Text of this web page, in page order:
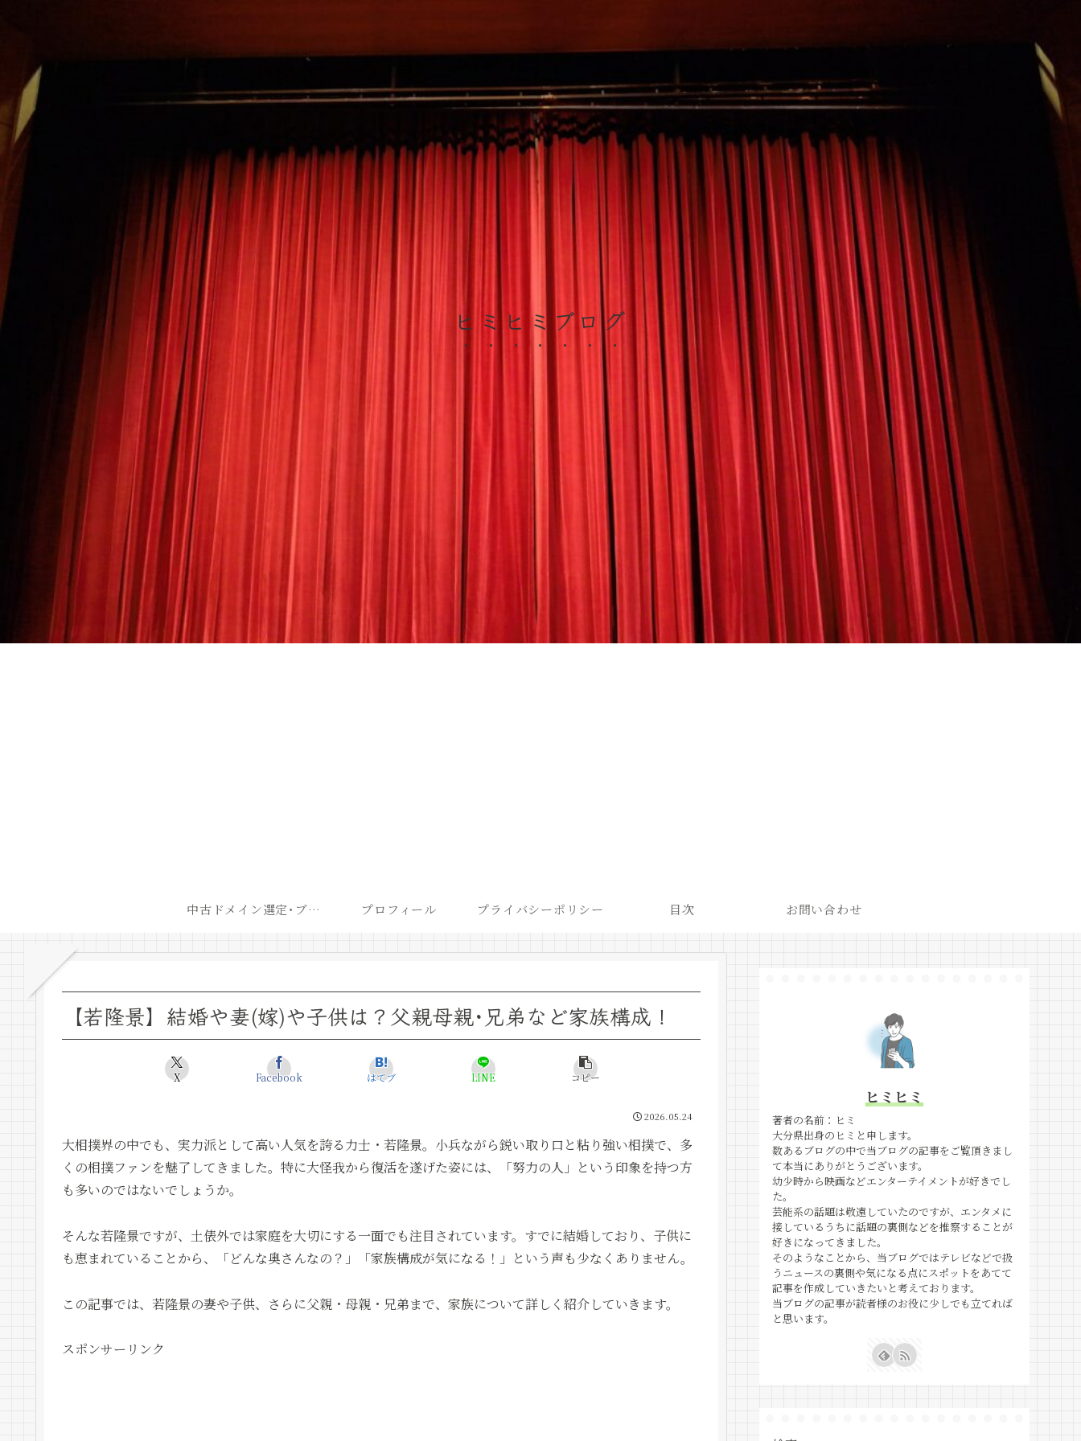
ヒミヒミブログ
中古ドメイン選定･ブログ開設後最短での収益化戦略 プロフィール プライバシーポリシー 目次 お問い合わせ
【若隆景】結婚や妻(嫁)や子供は？父親母親･兄弟など家族構成！
X Facebook はてブ LINE コピー
2026.05.24
大相撲界の中でも、実力派として高い人気を誇る力士・若隆景。小兵ながら鋭い取り口と粘り強い相撲で、多
くの相撲ファンを魅了してきました。特に大怪我から復活を遂げた姿には、「努力の人」という印象を持つ方
も多いのではないでしょうか。
そんな若隆景ですが、土俵外では家庭を大切にする一面でも注目されています。すでに結婚しており、子供に
も恵まれていることから、「どんな奥さんなの？」「家族構成が気になる！」という声も少なくありません。
この記事では、若隆景の妻や子供、さらに父親・母親・兄弟まで、家族について詳しく紹介していきます。
スポンサーリンク
ヒミヒミ
著者の名前：ヒミ
大分県出身のヒミと申します。
数あるブログの中で当ブログの記事をご覧頂きまし
て本当にありがとうございます。
幼少時から映画などエンターテイメントが好きでし
た。
芸能系の話題は敬遠していたのですが、エンタメに
接しているうちに話題の裏側などを推察することが
好きになってきました。
そのようなことから、当ブログではテレビなどで扱
うニュースの裏側や気になる点にスポットをあてて
記事を作成していきたいと考えております。
当ブログの記事が読者様のお役に少しでも立てれば
と思います。